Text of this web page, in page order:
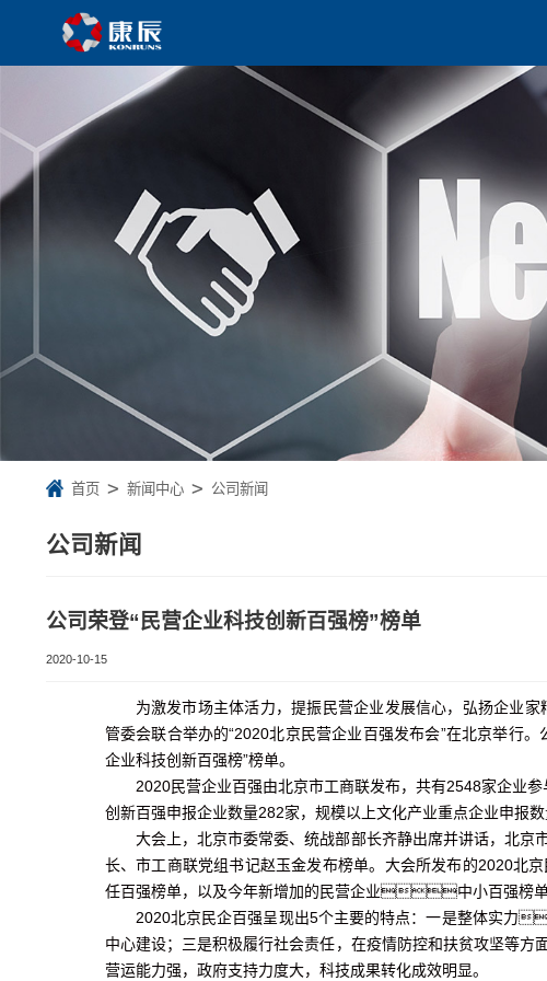
首页 新闻中心 公司新闻
公司新闻
公司荣登“民营企业科技创新百强榜”榜单
2020-10-15
为激发市场主体活力，提振民营企业发展信心，弘扬企
管委会联合举办的“2020北京民营企业百强发布会”在北京举行
企业科技创新百强榜”榜单。
2020民营企业百强由北京市工商联发布，共有2548家企
创新百强申报企业数量282家，规模以上文化产业重点企业申
大会上，北京市委常委、统战部部长齐静出席并讲话，北
长、市工商联党组书记赵玉金发布榜单。大会所发布的2020北
任百强榜单，以及今年新增加的民营企业中小百强榜
2020北京民企百强呈现出5个主要的特点：一是整体实
中心建设；三是积极履行社会责任，在疫情防控和扶贫攻坚等
营运能力强，政府支持力度大，科技成果转化成效明显。